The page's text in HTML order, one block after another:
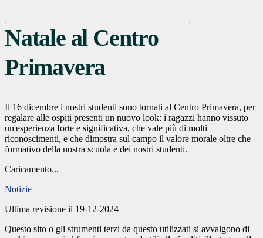
Natale al Centro
Primavera
Il 16 dicembre i nostri studenti sono tornati al Centro Primavera, per
regalare alle ospiti presenti un nuovo look: i ragazzi hanno vissuto
un'esperienza forte e significativa, che vale più di molti
riconoscimenti, e che dimostra sul campo il valore morale oltre che
formativo della nostra scuola e dei nostri studenti.
Caricamento...
Notizie
Ultima revisione il 19-12-2024
Questo sito o gli strumenti terzi da questo utilizzati si avvalgono di